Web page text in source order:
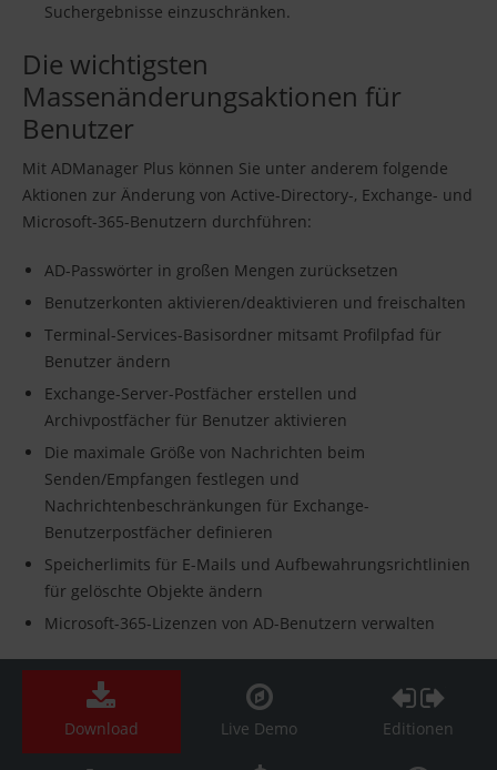
Suchergebnisse einzuschränken.
Die wichtigsten
Massenänderungsaktionen für
Benutzer
Mit ADManager Plus können Sie unter anderem folgende
Aktionen zur Änderung von Active-Directory-, Exchange- und
Microsoft-365-Benutzern durchführen:
AD-Passwörter in großen Mengen zurücksetzen
Benutzerkonten aktivieren/deaktivieren und freischalten
Terminal-Services-Basisordner mitsamt Profilpfad für
Benutzer ändern
Exchange-Server-Postfächer erstellen und
Archivpostfächer für Benutzer aktivieren
Die maximale Größe von Nachrichten beim
Senden/Empfangen festlegen und
Nachrichtenbeschränkungen für Exchange-
Benutzerpostfächer definieren
Speicherlimits für E-Mails und Aufbewahrungsrichtlinien
für gelöschte Objekte ändern
Microsoft-365-Lizenzen von AD-Benutzern verwalten
Download Live Demo Editionen